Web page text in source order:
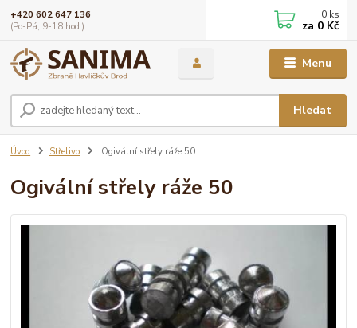
Menu
Hledat
+420 602 647 136
(Po-Pá, 9-18 hod.)
0 ks
za 0 Kč
Úvod Střelivo Ogivální střely ráže 50
Ogivální střely ráže 50